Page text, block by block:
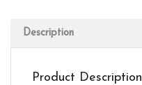
Description
Product Description